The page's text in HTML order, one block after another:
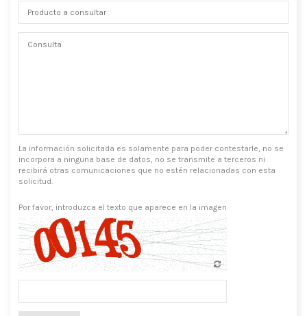
La información solicitada es solamente para poder contestarle, no se
incorpora a ninguna base de datos, no se transmite a terceros ni
recibirá otras comunicaciones que no estén relacionadas con esta
solicitud.
Por favor, introduzca el texto que aparece en la imagen